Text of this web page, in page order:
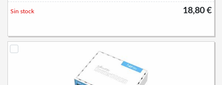
18,80 €
Sin stock